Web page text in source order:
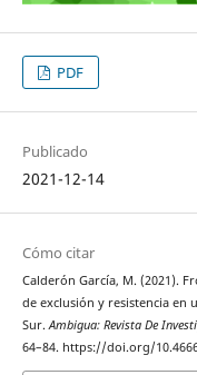
PDF
Publicado
2021-12-14
Cómo citar
Calderón García, M. (2021).
de exclusión y resistencia en
Sur.Ambigua: Revista De
64–84. https://doi.org/